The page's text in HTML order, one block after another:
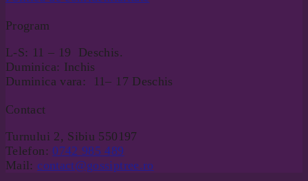
Program
L-S: 11 – 19 Deschis.
Duminica: Inchis
Duminica vara: 11– 17 Deschis
Contact
Turnului 2, Sibiu 550197
Telefon: 0742 985 489
Mail: contact@gossiptree.ro